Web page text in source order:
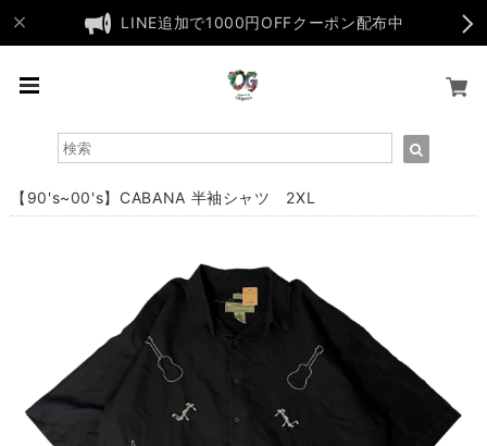
LINE追加で1000円OFFクーポン配布中
【90's~00's】CABANA 半袖シャツ 2XL